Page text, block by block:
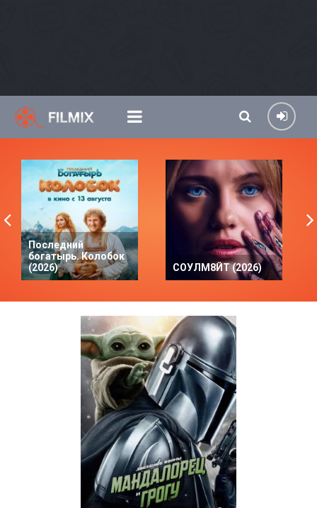
Последний
богатырь. Колобок
(2026)
СОУЛМ8ЙТ (2026)